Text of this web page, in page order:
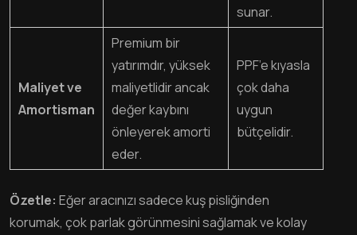
sunar.
Maliyet ve
Amortisman
Premium bir
yatırımdır, yüksek
maliyetlidir ancak
değer kaybını
önleyerek amorti
eder.
PPF’e kıyasla
çok daha
uygun
bütçelidir.
Özetle: Eğer aracınızı sadece kuş pisliğinden
korumak, çok parlak görünmesini sağlamak ve kolay